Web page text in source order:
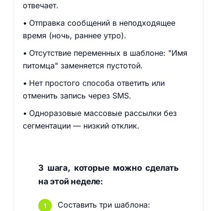
отвечает.
Отправка сообщений в неподходящее
время (ночь, раннее утро).
Отсутствие переменных в шаблоне: "Имя
питомца" заменяется пустотой.
Нет простого способа ответить или
отменить запись через SMS.
Одноразовые массовые рассылки без
сегментации — низкий отклик.
3 шага, которые можно сделать
на этой неделе:
Составить три шаблона: